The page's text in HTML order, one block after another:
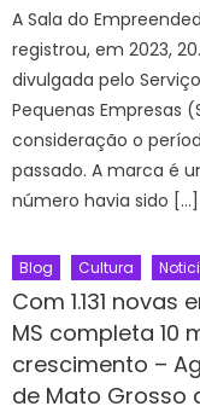
A Sala do
registrou, em 2023,
divulgada pelo
Pequenas Empresas
consideração o
passado. A marca é
número havia sido […]
Blog Cultura
Com 1.131
MS completa 10
crescimento –
de Mato Grosso